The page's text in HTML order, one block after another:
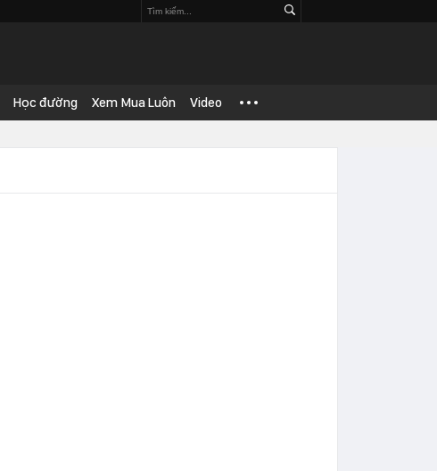
Học đường Xem Mua Luôn Video